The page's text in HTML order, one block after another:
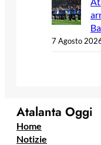
7 Agosto
Atalanta Oggi
Home
Notizie